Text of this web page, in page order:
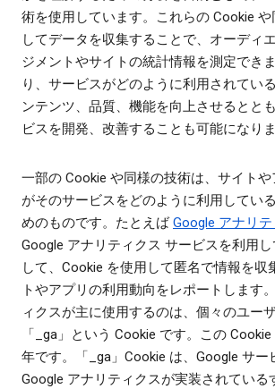
術を使用しています。これらの Cookie
してデータを収集することで、オーディ
ジメントやサイトの統計情報を測定でき
り、サービスがどのように利用されてい
ンテンツ、品質、機能を向上させるとと
ビスを開発、改善することも可能になりま
一部の Cookie や同様の技術は、サイト
がそのサービスをどのように利用してい
めのものです。たとえばGoogle アナリテ
Google アナリティクス サービスを利用
して、Cookie を使用して匿名で情報を収
トやアプリの利用動向をレポートします
ィクスが主に使用するのは、個々のユー
「_ga」という Cookie です。この
年です。「_ga」Cookie は、Google サー
Google アナリティクスが実装されている